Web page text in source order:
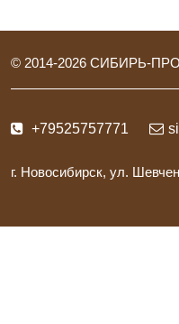
© 2014-2026 СИБИРЬ-
+79525757771
г. Новосибирск, ул.